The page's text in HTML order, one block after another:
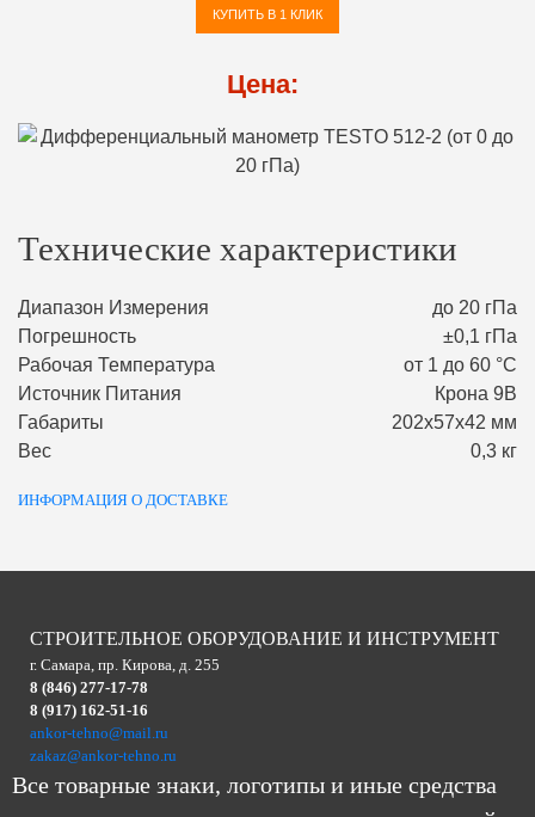
КУПИТЬ В 1 КЛИК
Цена:
Технические характеристики
Диапазон Измерения
до 20 гПа
Погрешность
±0,1 гПа
Рабочая Температура
от 1 до 60 °С
Источник Питания
Крона 9В
Габариты
202х57х42 мм
Вес
0,3 кг
ИНФОРМАЦИЯ О ДОСТАВКЕ
СТРОИТЕЛЬНОЕ ОБОРУДОВАНИЕ И ИНСТРУМЕНТ
г. Самара, пр. Кирова, д. 255
8 (846) 277-17-78
8 (917) 162-51-16
ankor-tehno@mail.ru
zakaz@ankor-tehno.ru
Все товарные знаки, логотипы и иные средства